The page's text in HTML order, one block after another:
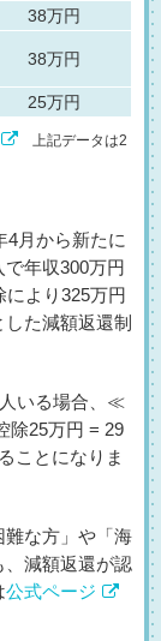
38万円
38万円
25万円
上記データは2
4月から新たに
年収300万円
より325万円
た減額返還制
人いる場合、≪
除25万円 = 29
ことになりま
難な方」や「海
、減額返還が認
公式ページ